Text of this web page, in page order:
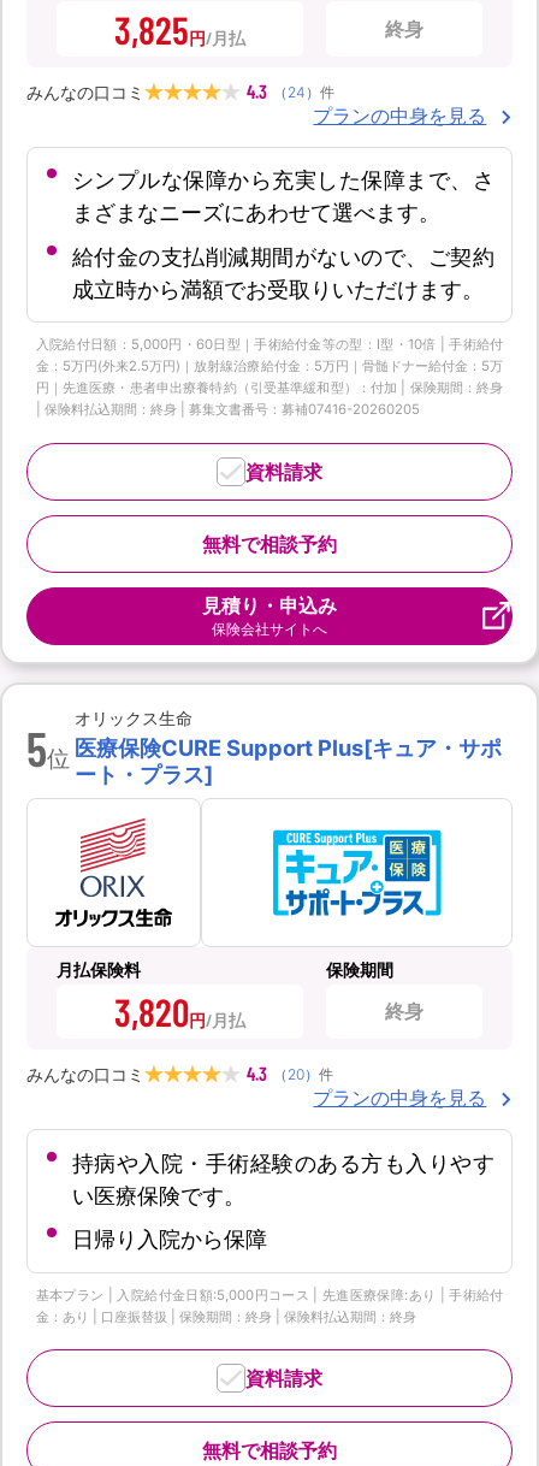
3,825円 終身
みんなの口コミ 4.3 （ 24 ） 件
プランの中身を見る
シンプルな保障から充実した保障まで、さ
まざまなニーズにあわせて選べます。
給付金の支払削減期間がないので、ご契約
成立時から満額でお受取りいただけます。
入院給付日額：5,000円・60日型｜手術給付金等の型：Ⅰ型・10倍 | 手術給付
金：5万円(外来2.5万円)｜放射線治療給付金：5万円｜骨髄ドナー給付金：5万
円｜先進医療・患者申出療養特約（引受基準緩和型）：付加 | 保険期間：終身
| 保険料払込期間：終身 | 募集文書番号：募補07416-20260205
無料で相談予約
資料請求
見積り・申込み
保険会社サイトへ
5位
オリックス生命
医療保険CURE Support Plus[キュア・サポ
ート・プラス]
月払保険料
3,820円
保険期間
終身
みんなの口コミ 4.3 （ 20） 件
プランの中身を見る
持病や入院・手術経験のある方も入りやす
い医療保険です。
日帰り入院から保障
基本プラン | 入院給付金日額:5,000円コース | 先進医療保障:あり | 手術給付
金：あり | 口座振替扱 | 保険期間：終身 | 保険料払込期間：終身
無料で相談予約
資料請求